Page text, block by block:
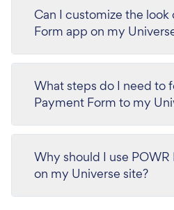
Can I customize the
Form app on my
What steps do I need to
Payment Form to my
Why should I use
on my Universe site?